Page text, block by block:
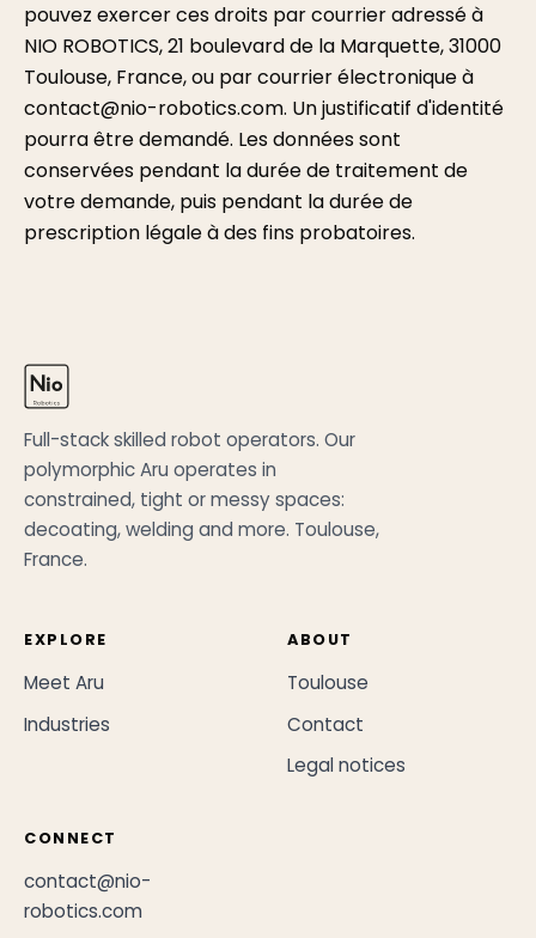
pouvez exercer ces droits par courrier adressé à
NIO ROBOTICS, 21 boulevard de la Marquette, 31000
Toulouse, France, ou par courrier électronique à
contact@nio-robotics.com. Un justificatif d'identité
pourra être demandé. Les données sont
conservées pendant la durée de traitement de
votre demande, puis pendant la durée de
prescription légale à des fins probatoires.
Full-stack skilled robot operators. Our
polymorphic Aru operates in
constrained, tight or messy spaces:
decoating, welding and more. Toulouse,
France.
EXPLORE
Meet Aru
Industries
ABOUT
Toulouse
Contact
Legal notices
CONNECT
contact@nio-
robotics.com